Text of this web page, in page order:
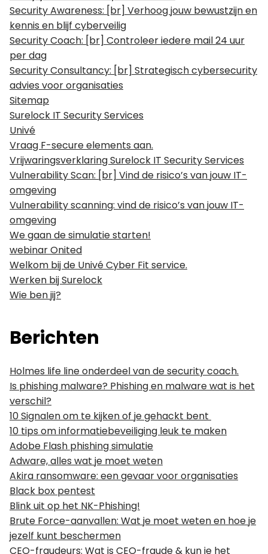
Security Awareness: [br] Verhoog jouw bewustzijn en
kennis en blijf cyberveilig
Security Coach: [br] Controleer iedere mail 24 uur
per dag
Security Consultancy: [br] Strategisch cybersecurity
advies voor organisaties
Sitemap
Surelock IT Security Services
Univé
Vraag F-secure elements aan.
Vrijwaringsverklaring Surelock IT Security Services
Vulnerability Scan: [br] Vind de risico’s van jouw IT-
omgeving
Vulnerability scanning: vind de risico’s van jouw IT-
omgeving
We gaan de simulatie starten!
webinar Onited
Welkom bij de Univé Cyber Fit service.
Werken bij Surelock
Wie ben jij?
Berichten
Holmes life line onderdeel van de security coach.
Is phishing malware? Phishing en malware wat is het
verschil?
10 Signalen om te kijken of je gehackt bent
10 tips om informatiebeveiliging leuk te maken
Adobe Flash phishing simulatie
Adware, alles wat je moet weten
Akira ransomware: een gevaar voor organisaties
Black box pentest
Blink uit op het NK-Phishing!
Brute Force-aanvallen: Wat je moet weten en hoe je
jezelf kunt beschermen
CEO-fraudeurs: Wat is CEO-fraude & kun je het